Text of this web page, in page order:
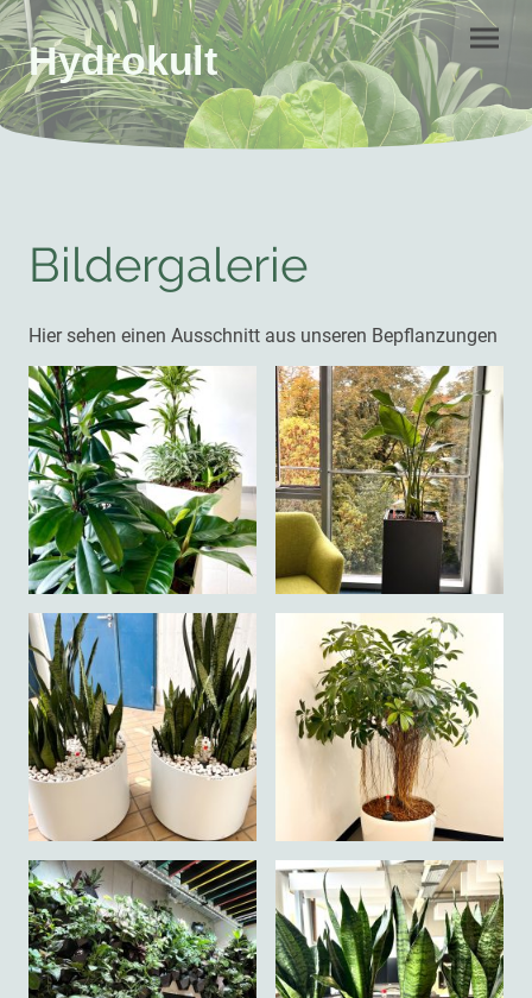
Hydrokult
Bildergalerie
Hier sehen einen Ausschnitt aus unseren Bepflanzungen